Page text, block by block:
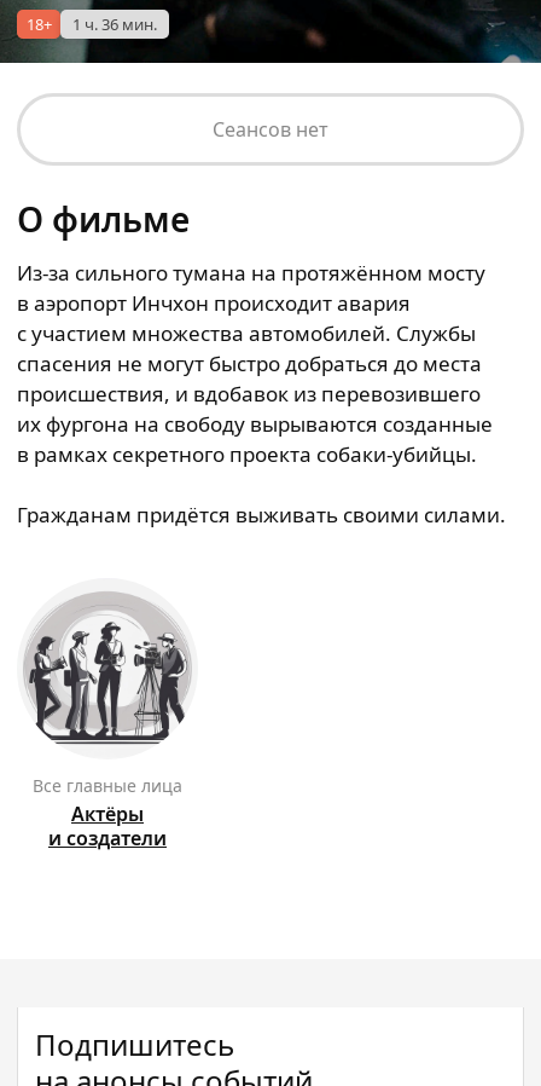
18+ 1 ч. 36 мин.
Сеансов нет
О фильме
Из-за сильного тумана на протяжённом мосту
в аэропорт Инчхон происходит авария
с участием множества автомобилей. Службы
спасения не могут быстро добраться до места
происшествия, и вдобавок из перевозившего
их фургона на свободу вырываются созданные
в рамках секретного проекта собаки-убийцы.
Гражданам придётся выживать своими силами.
Все главные лица
Актёры
и создатели
Подпишитесь